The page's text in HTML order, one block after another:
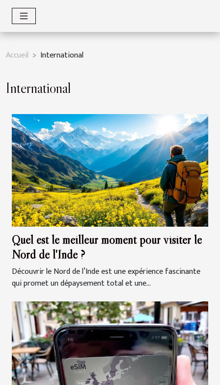
Accueil International
International
Quel est le meilleur moment pour visiter le
Nord de l'Inde ?
Découvrir le Nord de l’Inde est une expérience fascinante
qui promet un dépaysement total et une...